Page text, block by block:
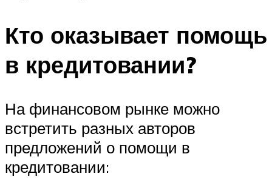
Кто оказывает помощь
в кредитовании?
На финансовом рынке можно
встретить разных авторов
предложений о помощи в
кредитовании: